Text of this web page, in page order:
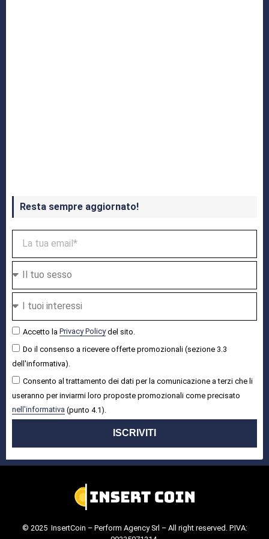
Resta sempre aggiornato!
Accetto la Privacy Policydel sito.
Do il consenso a ricevere offerte promozionali (sezione 3.3
dell'informativa).
Consento al trattamento dei dati per la comunicazione a terzi che li
useranno per inviarmi loro proposte promozionali come precisato
nell'informativa (punto 4.1).
ISCRIVITI
© 2025 InsertCoin – Perform Agency Srl – All right reserved. P.IVA: